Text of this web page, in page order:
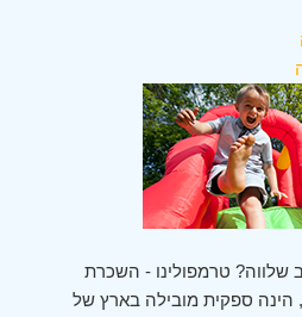
טרמפולינו - השכרת
הינה ספקית מובילה בארץ של